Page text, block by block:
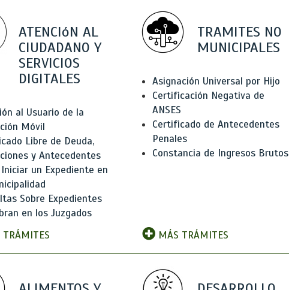
ATENCIóN AL
CIUDADANO Y
SERVICIOS
DIGITALES
al Usuario de la
Móvil
Libre de Deuda,
y Antecedentes
Iniciar un Expediente en
Sobre Expedientes
en los Juzgados
TRAMITES NO
MUNICIPALES
Asignación Universal por Hijo
Certificación Negativa de
ANSES
Certificado de Antecedentes
Penales
Constancia de Ingresos Brutos
MÁS TRÁMITES